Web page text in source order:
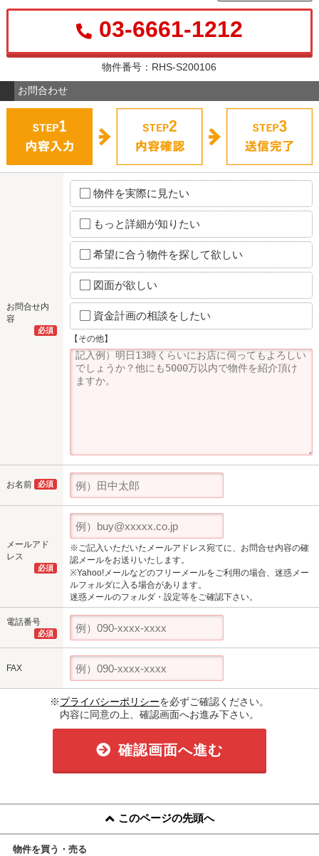
03-6661-1212
物件番号：RHS-S200106
お問合わせ
お問合せ内
容
必須
物件を実際に見たい
もっと詳細が知りたい
希望に合う物件を探して欲しい
図面が欲しい
資金計画の相談をしたい
【その他】
お名前 必須
メールアド
レス
必須
※ご記入いただいたメールアドレス宛てに、お問合せ内容の確
認メールをお送りいたします。
※Yahoo!メールなどのフリーメールをご利用の場合、迷惑メー
ルフォルダに入る場合があります。
迷惑メールのフォルダ・設定等をご確認下さい。
電話番号
必須
FAX
※プライバシーポリシーを必ずご確認ください。
内容に同意の上、確認画面へお進み下さい。
確認画面へ進む
このページの先頭へ
物件を買う・売る